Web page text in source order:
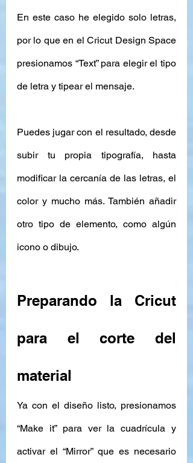
En este caso he elegido solo letras,
por lo que en el Cricut Design Space
presionamos “Text” para elegir el tipo
de letra y tipear el mensaje.
Puedes jugar con el resultado, desde
subir tu propia tipografía, hasta
modificar la cercanía de las letras, el
color y mucho más. También añadir
otro tipo de elemento, como algún
icono o dibujo.
Preparando la Cricut
para el corte del
material
Ya con el diseño listo, presionamos
“Make it” para ver la cuadrícula y
activar el “Mirror” que es necesario